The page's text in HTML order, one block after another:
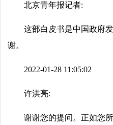
北京青年报记者:
这部白皮书是中国政府
谢。
2022-01-28 11:05:02
许洪亮:
谢谢您的提问。正如您